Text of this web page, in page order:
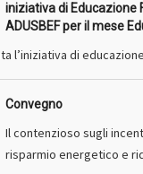
iniziativa di Educazione
ADUSBEF per il mese
l’iniziativa di
Convegno
Il contenzioso sugli
risparmio energetico e